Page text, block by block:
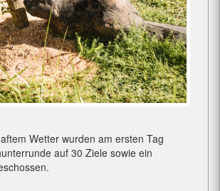
Wetter wurden am ersten Tag
auf 30 Ziele sowie ein